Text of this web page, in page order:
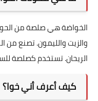
الخواضة هي صلصة من
والزيت والليمون. تصنع من
الريحان. تستخدم كصلصة
كيف أعرف أني خوا؟